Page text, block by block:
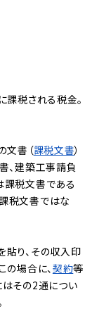
課税される税金。
文書（課税文書）
、建築工事請負
課税文書である
税文書ではな
り、その収入印
の場合に、契約等
その2通につい